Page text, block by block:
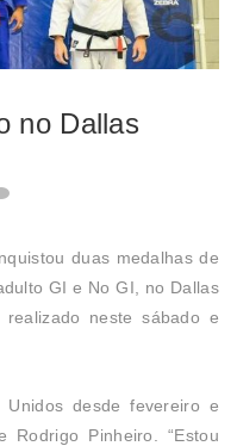
no Dallas
duas medalhas de
GI e No GI, no Dallas
realizado neste sábado e
desde fevereiro e
Rodrigo Pinheiro. “Estou